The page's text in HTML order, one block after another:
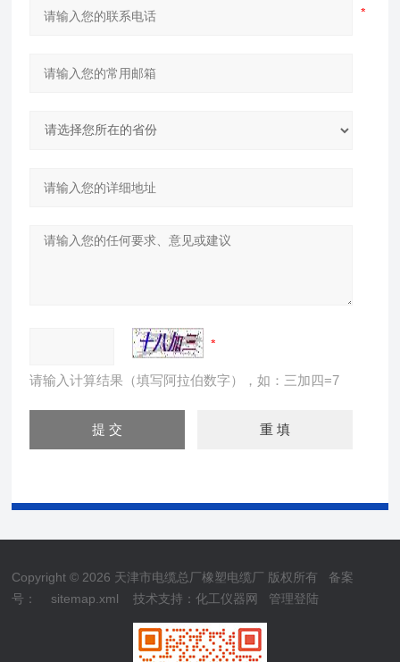
请输入计算结果（填写阿拉伯数字），如：三加四=7
Copyright © 2026 天津市电缆总厂橡塑电缆厂 版权所有 备案
号：
sitemap.xml 技术支持：化工仪器网 管理登陆